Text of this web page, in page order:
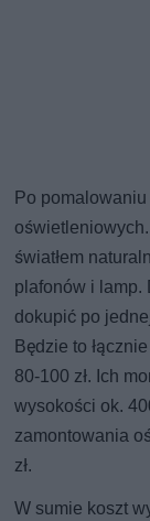
Po
światłem
plafonów i lamp.
dokupić po
Będzie to
80-100 zł. Ich
wysokości ok.
zamontowania
zł.
W sumie koszt